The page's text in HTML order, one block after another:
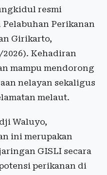
resmi
Perikanan
Girikarto,
2026). Kehadiran
mampu mendorong
nelayan sekaligus
melaut.
Waluyo,
ini merupakan
GISLI secara
perikanan di